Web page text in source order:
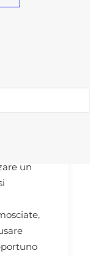
le
con
un